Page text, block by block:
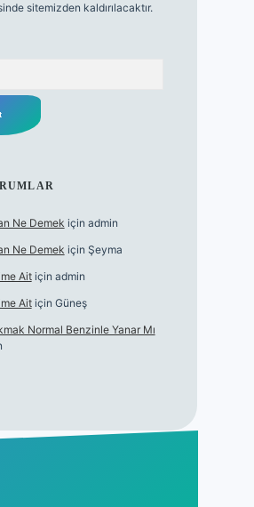
sitemizden kaldırılacaktır.
Ne Demek için admin
Ne Demek için Şeyma
Aitiçin admin
Aitiçin Güneş
Normal Benzinle Yanar Mı